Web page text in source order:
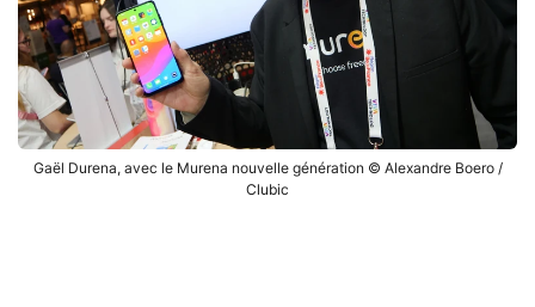
Gaël Durena, avec le Murena nouvelle génération © Alexandre Boero /
Clubic